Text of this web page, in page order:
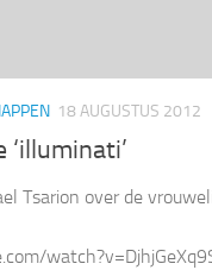
18 AUGUSTUS 2012
Tsarion over de